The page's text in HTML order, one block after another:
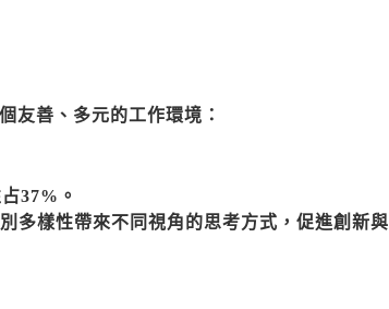
友善、多元的工作環境：
37%。
多樣性帶來不同視角的思考方式，促進創新